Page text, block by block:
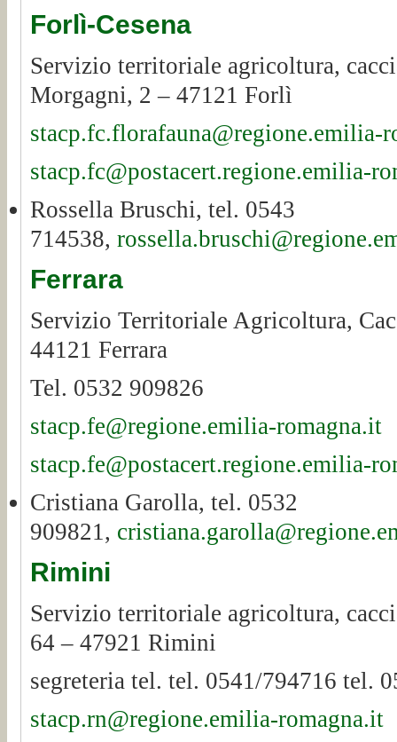
Forlì-Cesena
Servizio territoriale agricoltura,
Morgagni, 2 – 47121 Forlì
stacp.fc.florafauna@regione.emilia-
stacp.fc@postacert.regione.emilia-
Rossella Bruschi, tel. 0543
714538,
Ferrara
Servizio Territoriale Agricoltura,
44121 Ferrara
Tel. 0532 909826
stacp.fe@regione.emilia-romagna.it
stacp.fe@postacert.regione.emilia-
Cristiana Garolla, tel. 0532
909821,
Rimini
Servizio territoriale agricoltura,
64 – 47921 Rimini
segreteria tel. tel. 0541/794716 tel.
stacp.rn@regione.emilia-romagna.it